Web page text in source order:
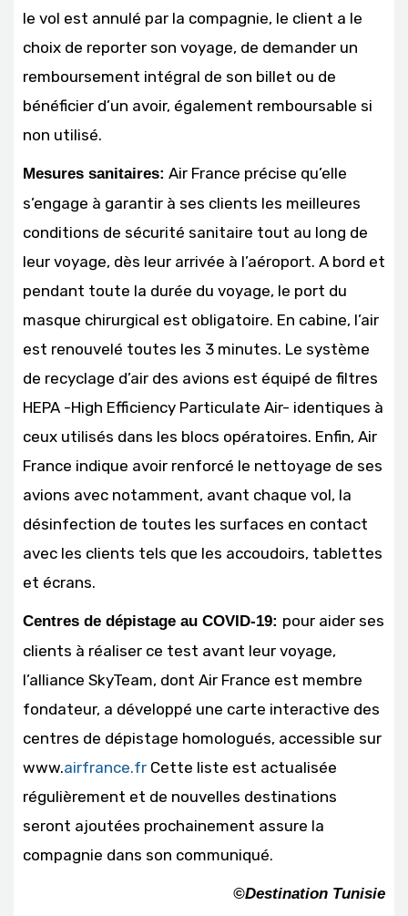
le vol est annulé par la compagnie, le client a le
choix de reporter son voyage, de demander un
remboursement intégral de son billet ou de
bénéficier d’un avoir, également remboursable si
non utilisé.
Mesures sanitaires: Air France précise qu’elle
s’engage à garantir à ses clients les meilleures
conditions de sécurité sanitaire tout au long de
leur voyage, dès leur arrivée à l’aéroport. A bord et
pendant toute la durée du voyage, le port du
masque chirurgical est obligatoire. En cabine, l’air
est renouvelé toutes les 3 minutes. Le système
de recyclage d’air des avions est équipé de filtres
HEPA -High Efficiency Particulate Air- identiques à
ceux utilisés dans les blocs opératoires. Enfin, Air
France indique avoir renforcé le nettoyage de ses
avions avec notamment, avant chaque vol, la
désinfection de toutes les surfaces en contact
avec les clients tels que les accoudoirs, tablettes
et écrans.
Centres de dépistage au COVID-19: pour aider ses
clients à réaliser ce test avant leur voyage,
l’alliance SkyTeam, dont Air France est membre
fondateur, a développé une carte interactive des
centres de dépistage homologués, accessible sur
www.airfrance.fr Cette liste est actualisée
régulièrement et de nouvelles destinations
seront ajoutées prochainement assure la
compagnie dans son communiqué.
©Destination Tunisie